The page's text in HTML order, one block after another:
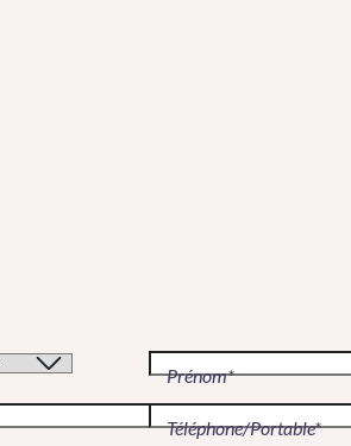
Prénom*
Téléphone/Portable*